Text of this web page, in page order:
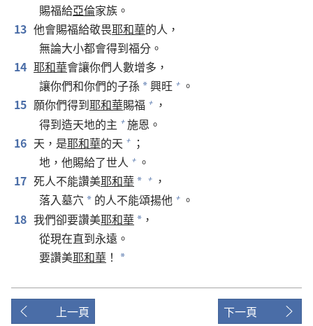
賜福給亞倫家族。
13 他會賜福給敬畏耶和華的人，
無論大小都會得到福分。
14 耶和華會讓你們人數增多，
讓你們和你們的子孫 *興旺 + 。
15 願你們得到耶和華賜福 +
，
得到造天地的主 + 施恩。
16 天，是耶和華的天 +
；
地，他賜給了世人 + 。
17 死人不能讚美耶和華 * +
，
落入墓穴 * 的人不能頌揚他 + 。
18 我們卻要讚美耶和華 * ，
從現在直到永遠。
要讚美耶和華 ！ *
上一頁 下一頁